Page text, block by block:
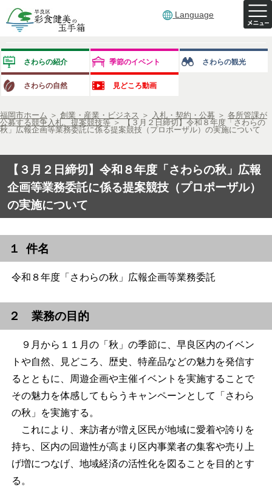
Language
さわらの紹介 季節のイベント さわらの観光
さわらの自然 見どころ動画
福岡市ホーム ＞ 創業・産業・ビジネス ＞ 入札・契約・公募 ＞ 各所管課が
公募する競争入札、提案競技等 ＞
【３月２日締切】令和８年度「さわらの
秋」広報企画等業務委託に係る提案競技（プロポーザル）の実施について
【３月２日締切】令和８年度「さわらの秋」広報
企画等業務委託に係る提案競技（プロポーザル）
の実施について
１ 件名
令和８年度「さわらの秋」広報企画等業務委託
２ 業務の目的
９月から１１月の「秋」の季節に、早良区内のイベン
トや自然、見どころ、歴史、特産品などの魅力を発信す
るとともに、周遊企画や主催イベントを実施することで
その魅力を体感してもらうキャンペーンとして「さわら
の秋」を実施する。
これにより、来訪者が増え区民が地域に愛着や誇りを
持ち、区内の回遊性が高まり区内事業者の集客や売り上
げ増につなげ、地域経済の活性化を図ることを目的とす
る。